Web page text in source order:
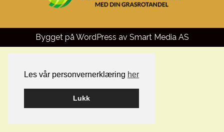
Les vår personvernerklæring her
Lukk
Bygget på WordPress av Smart Media AS